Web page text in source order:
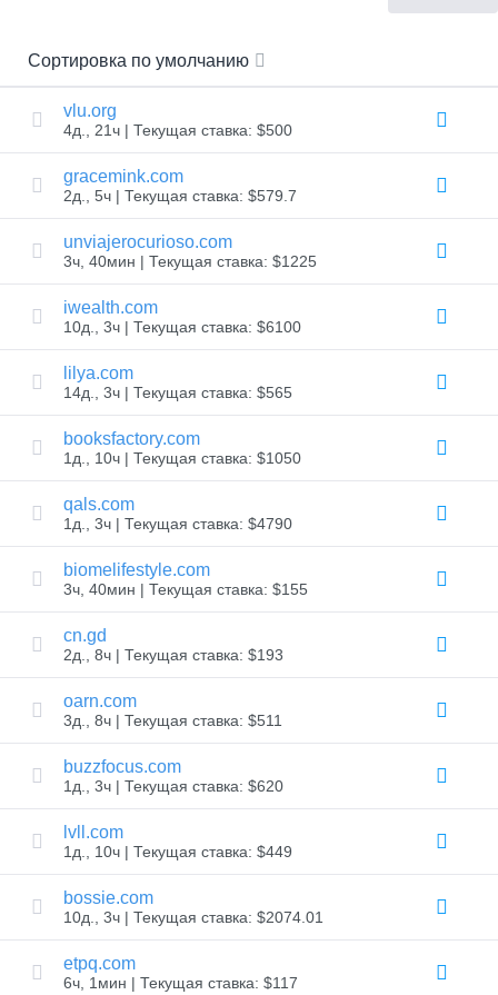
reserved.
Домены
свой
домен
Поиск
Поиск
Поиск
доменов
ИИ
Массовый
Поиск
IDN
Перенос
Перенос
доменов
Массовый
трансфер
доменов
TLD
Цены
на
домены
Продажа
доменных
имен
Инструменты
Поиск
в
Whois
Оценка
домена
Инструмент
рекомендаций
Льготный
период
возврата
Безопасность
доменов
Управление
доменами
API
Вторичный
Сортировка по умолчанию
vlu.org
4д., 21ч | Текущая ставка: $500
gracemink.com
2д., 5ч | Текущая ставка: $579.7
unviajerocurioso.com
3ч, 40мин | Текущая ставка: $1225
iwealth.com
10д., 3ч | Текущая ставка: $6100
lilya.com
14д., 3ч | Текущая ставка: $565
booksfactory.com
1д., 10ч | Текущая ставка: $1050
qals.com
1д., 3ч | Текущая ставка: $4790
biomelifestyle.com
3ч, 40мин | Текущая ставка: $155
cn.gd
2д., 8ч | Текущая ставка: $193
oarn.com
3д., 8ч | Текущая ставка: $511
buzzfocus.com
1д., 3ч | Текущая ставка: $620
lvll.com
1д., 10ч | Текущая ставка: $449
bossie.com
10д., 3ч | Текущая ставка: $2074.01
etpq.com
6ч, 1мин | Текущая ставка: $117